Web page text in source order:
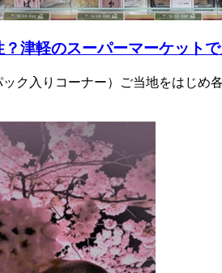
津軽のスーパーマーケット
ク入りコーナー）ご当地をはじめ